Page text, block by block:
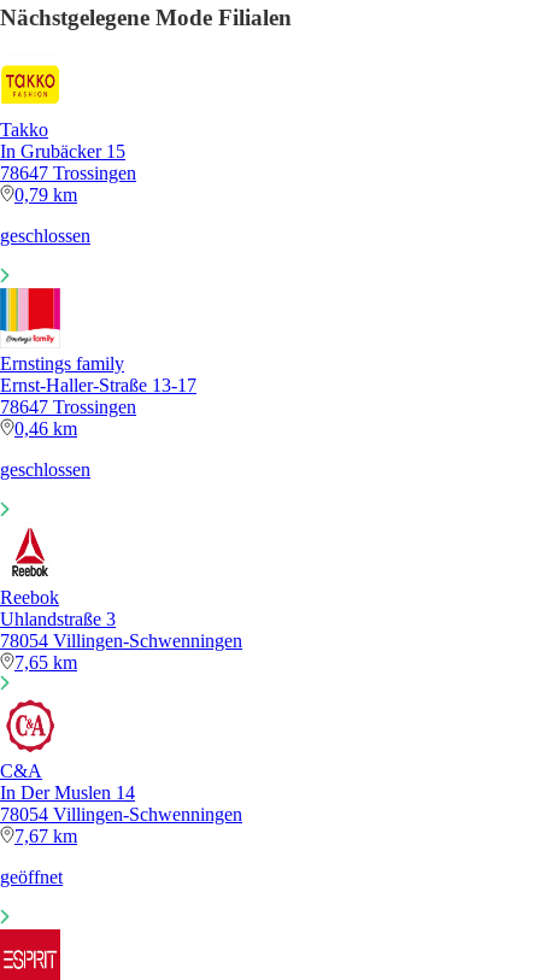
Nächstgelegene Mode Filialen
Takko
In Grubäcker 15
78647 Trossingen
0,79 km
geschlossen
Ernstings family
Ernst-Haller-Straße 13-17
78647 Trossingen
0,46 km
geschlossen
Reebok
Uhlandstraße 3
78054 Villingen-Schwenningen
7,65 km
C&A
In Der Muslen 14
78054 Villingen-Schwenningen
7,67 km
geöffnet